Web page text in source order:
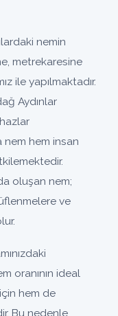
nemin
metrekaresine
ile yapılmaktadır.
Aydınlar
nem hem insan
oluşan nem;
ve
oranının ideal
hem de
Bu nedenle